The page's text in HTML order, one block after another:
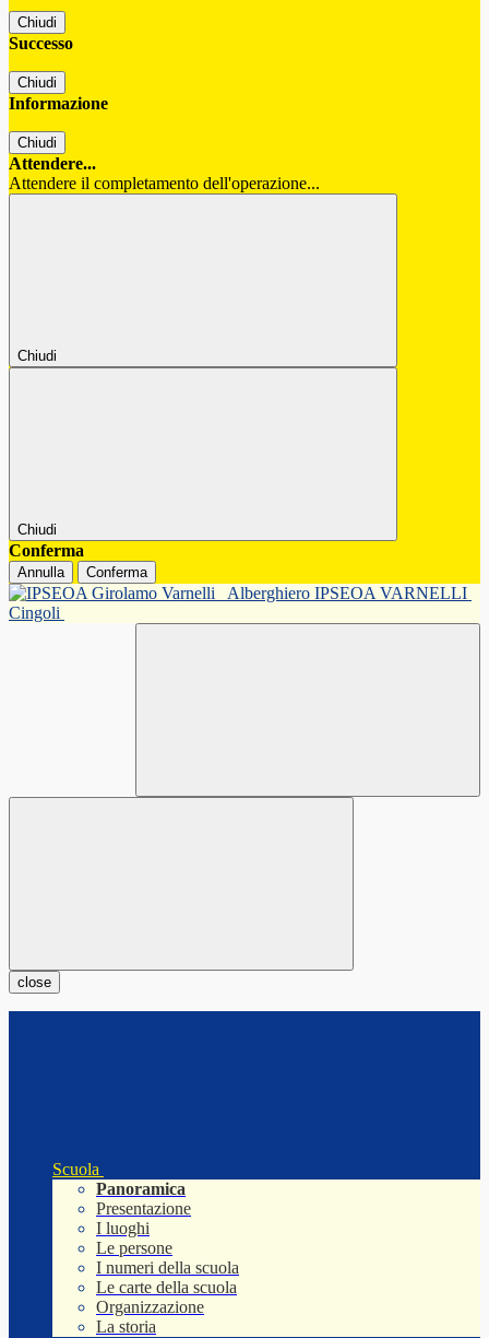
Chiudi
Successo
Chiudi
Informazione
Chiudi
Attendere...
Attendere il completamento dell'operazione...
Chiudi
Chiudi
Conferma
Annulla Conferma
Alberghiero IPSEOA VARNELLI
Cingoli
close
Scuola
Panoramica
Presentazione
I luoghi
Le persone
I numeri della scuola
Le carte della scuola
Organizzazione
La storia